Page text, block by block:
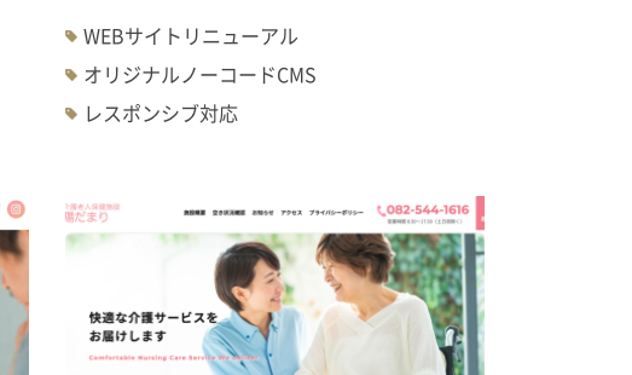
WEBサイトリニューアル
オリジナルノーコードCMS
レスポンシブ対応